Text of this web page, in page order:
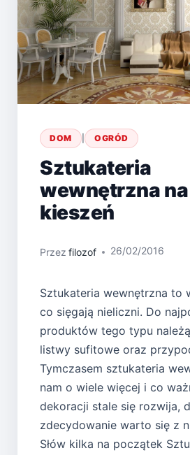
DOM | OGRÓD
Sztukateria
wewnętrzna
kieszeń
Przez filozof 26/02/2016
Sztukateria wewnętrzna to
co sięgają nieliczni. Do
produktów tego typu
listwy sufitowe oraz
Tymczasem sztukateria
nam o wiele więcej i co
dekoracji stale się rozwija,
zdecydowanie warto się z
Słów kilka na początek